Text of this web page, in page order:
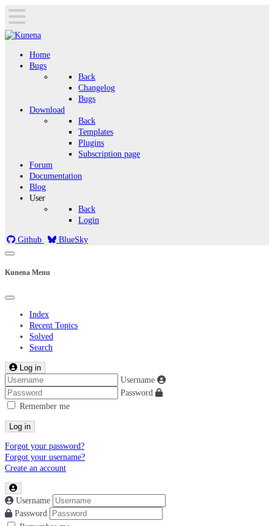
Home
Bugs
Back
Changelog
Bugs
Download
Back
Templates
Plugins
Subscription page
Forum
Documentation
Blog
User
Back
Login
Github BlueSky
Kunena Menu
Index
Recent Topics
Solved
Search
Log in
Username
Password
Remember me
Log in
Forgot your password?
Forgot your username?
Create an account
Username
Password